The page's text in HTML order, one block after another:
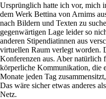
Ursprünglich hatte ich vor, mich
dem Werk Bettina von Arnims
nach Bildern und Texten zu
gegenwärtigen Lage leider so
anderen Stipendiatinnen aus
virtuellen Raum verlegt worden.
Konferenzen aus. Aber natürlich
körperliche Kommunikation, die
Monate jeden Tag
Das wäre sicher etwas anderes
Netz.